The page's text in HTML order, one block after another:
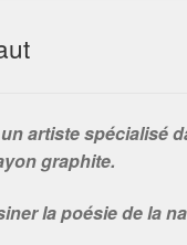
artiste spécialisé
graphite.
la poésie de la